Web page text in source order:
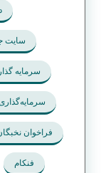
سایت
سرمایه
فراخوان
فنکام